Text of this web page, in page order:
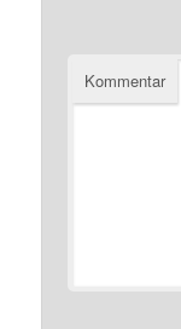
Kommentar